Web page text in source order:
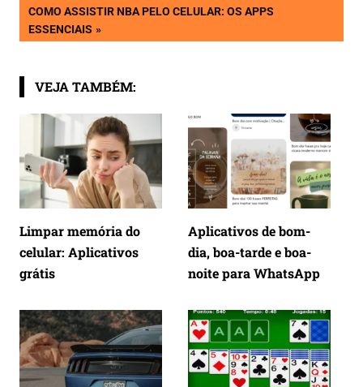
de
Post
NEXT
POST:
COMO ASSISTIR NBA PELO CELULAR: OS APPS
ESSENCIAIS
VEJA TAMBÉM:
Limpar memória do
celular: Aplicativos
grátis
Aplicativos de bom-
dia, boa-tarde e boa-
noite para WhatsApp